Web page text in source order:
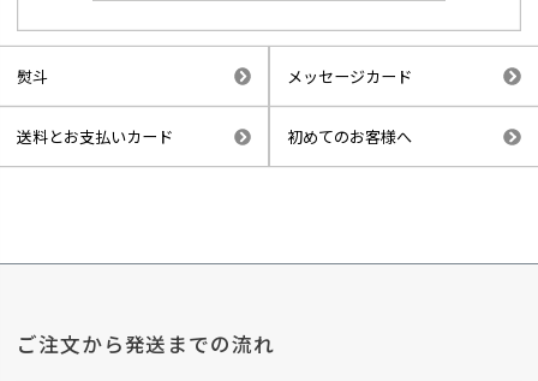
熨斗 メッセージカード
送料とお支払いカード 初めてのお客様へ
ご注文から発送までの流れ